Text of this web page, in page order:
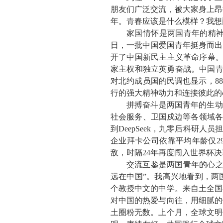
朋友们广泛交流，被大家身上
年。青春应该是什么模样？我
家国情怀是两国青年的精神
日，一批中国 爱国青年挺身而
开了中国新民主主义革命序幕
家主权和独立英勇奋战。中国
对北约成员国的民调也显示，
行的强大精神动力和连接彼此的
拼搏奋斗是两国青年的生
社会服务、卫国戍边等各领域
到DeepSeek ，九零后科研人员
企业拜卡公司依靠平均年龄仅
敌，时隔24年再度闯入世界杯
交流互鉴是两国青年的心
远在中国”。我高兴地看到，
个教授中文的中学。 来自土全
对中国的热爱与向往， 用细腻的
土圈粉无数。上个月，全球文